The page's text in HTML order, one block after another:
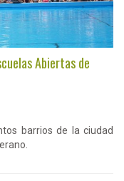
Abiertas de
barrios de la ciudad